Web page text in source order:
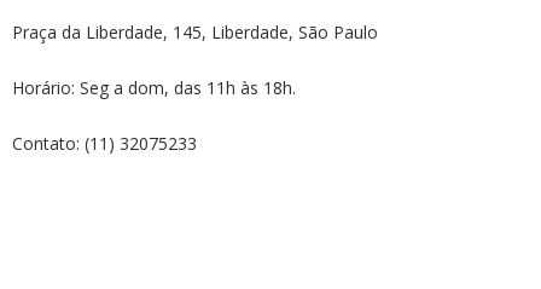
Praça da Liberdade, 145, Liberdade, São Paulo
Horário: Seg a dom, das 11h às 18h.
Contato: (11) 32075233